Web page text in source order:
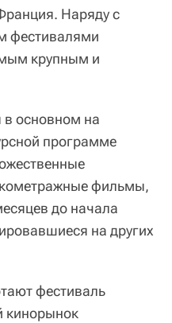
Наряду с
фестивалями
крупным и
в основном на
программе
фильмы,
до начала
на других
фестиваль
кинорынок